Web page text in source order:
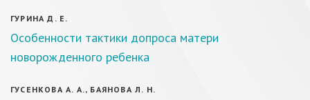
ГУРИНА Д. Е.
Особенности тактики допроса матери
новорожденного ребенка
ГУСЕНКОВА А. А., БАЯНОВА Л. Н.